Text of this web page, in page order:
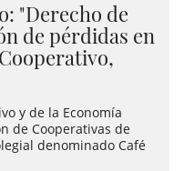
"Derecho de
de pérdidas en
y de la Economía
de Cooperativas de
denominado Café